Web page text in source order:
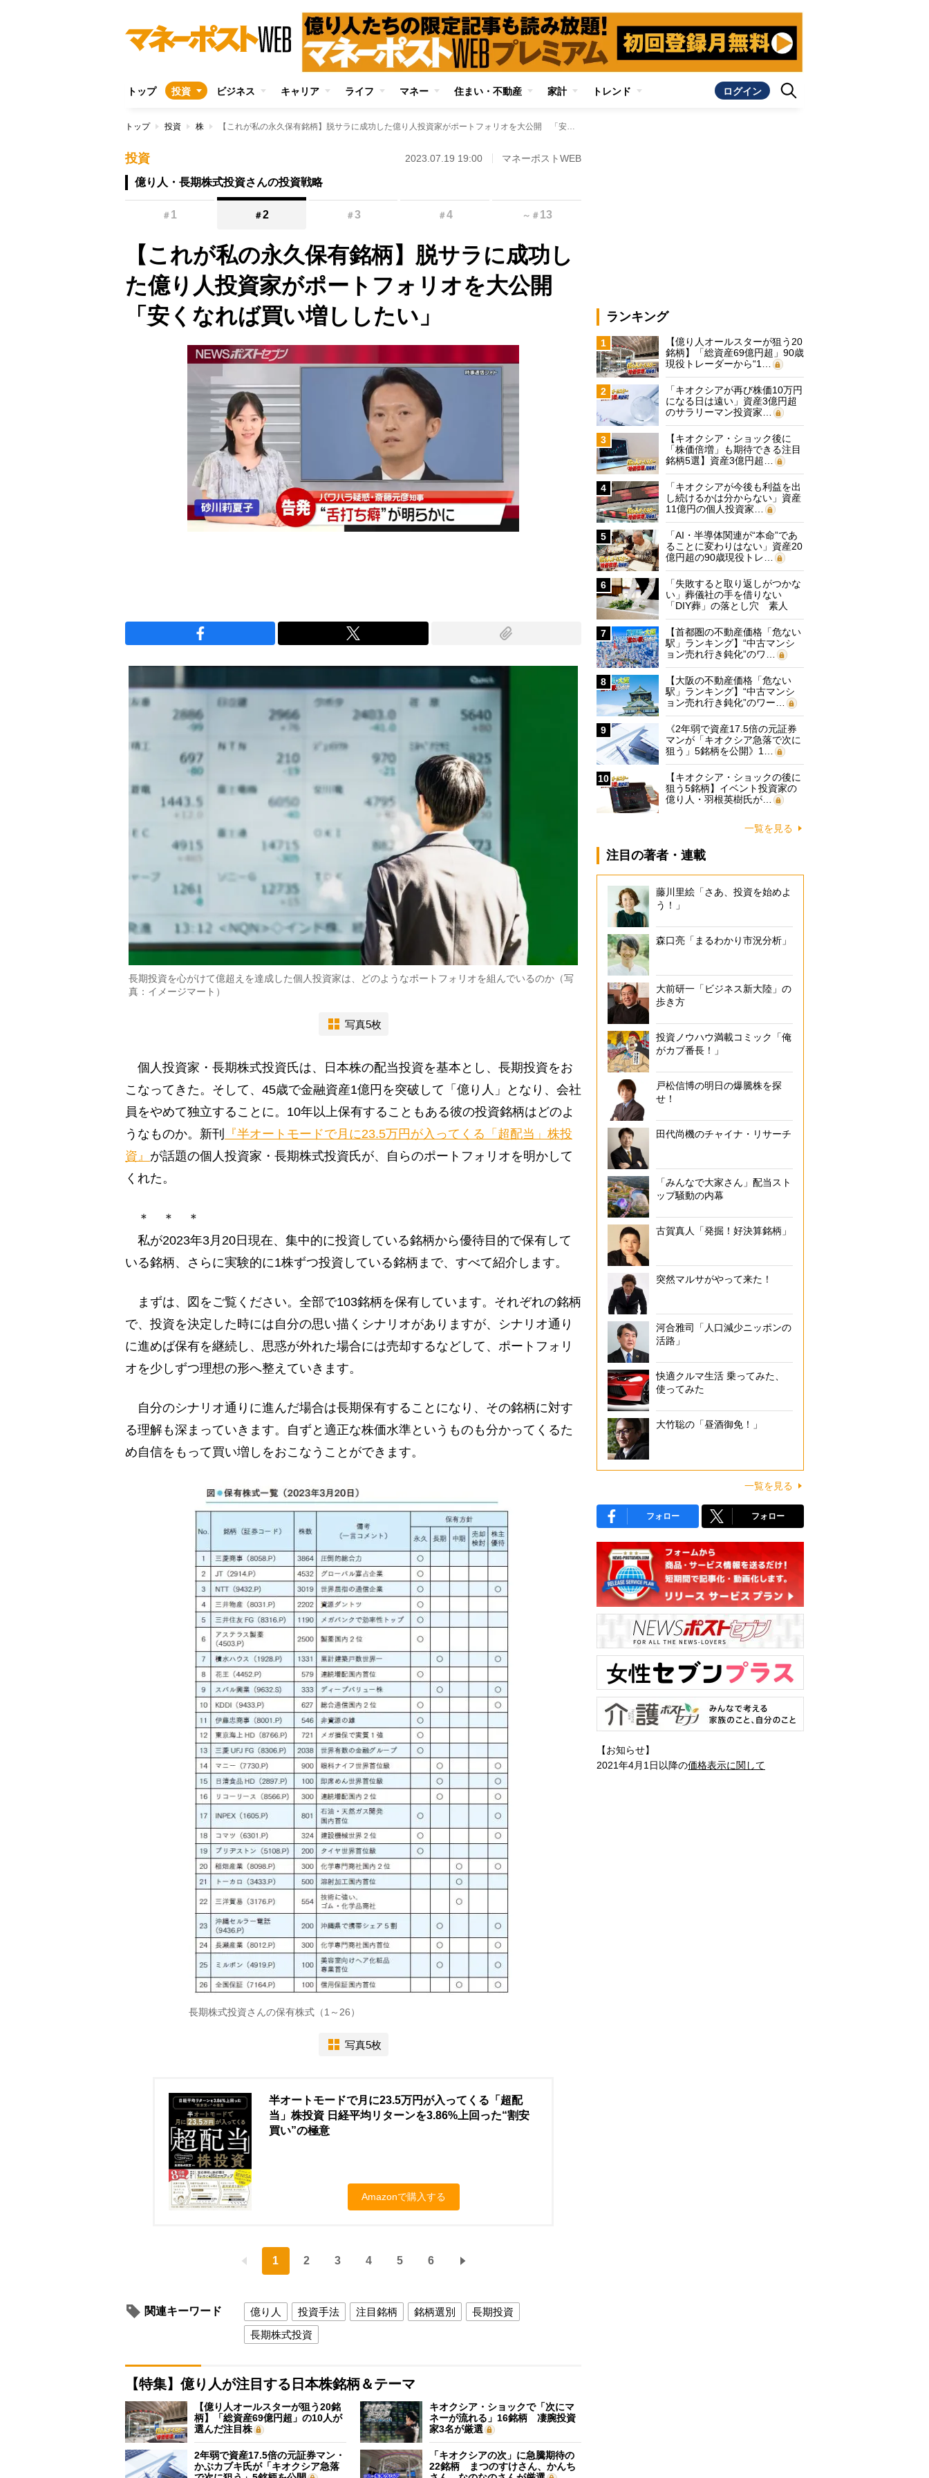
トップ 投資 ビジネス キャリア ライフ マネー 住まい・不動産 家計 トレンド ログイン
トップ 投資 株 【これが私の永久保有銘柄】脱サラに成功した億り人投資家がポートフォリオを大公開 「安くなれば買い増ししたい」
投資 2023.07.19 19:00 マネーポストWEB
億り人・長期株式投資さんの投資戦略
＃ 1 ＃2 ＃3 ＃4 ～ ＃ 13
【これが私の永久保有銘柄】脱サラに成功し
た億り人投資家がポートフォリオを大公開
「安くなれば買い増ししたい」
長期投資を心がけて億超えを達成した個人投資家は、どのようなポートフォリオを組んでいるのか（写
真：イメージマート）
写真5枚
個人投資家・長期株式投資氏は、日本株の配当投資を基本とし、長期投資をお
こなってきた。そして、45歳で金融資産1億円を突破して「億り人」となり、会社
員をやめて独立することに。10年以上保有することもある彼の投資銘柄はどのよ
うなものか。新刊
『半オートモードで月に23.5万円が入ってくる「超配当」株投
資』 が話題の個人投資家・長期株式投資氏が、自らのポートフォリオを明かして
くれた。
＊ ＊ ＊
私が2023年3月20日現在、集中的に投資している銘柄から優待目的で保有して
いる銘柄、さらに実験的に1株ずつ投資している銘柄まで、すべて紹介します。
まずは、図をご覧ください。全部で103銘柄を保有しています。それぞれの銘柄
で、投資を決定した時には自分の思い描くシナリオがありますが、シナリオ通り
に進めば保有を継続し、思惑が外れた場合には売却するなどして、ポートフォリ
オを少しずつ理想の形へ整えていきます。
自分のシナリオ通りに進んだ場合は長期保有することになり、その銘柄に対す
る理解も深まっていきます。自ずと適正な株価水準というものも分かってくるた
め自信をもって買い増しをおこなうことができます。
長期株式投資さんの保有株式（1～26）
写真5枚
半オートモードで月に23.5万円が入ってくる「超配
当」株投資 日経平均リターンを3.86%上回った“割安
買い”の極意
Amazonで購入する
1 2 3 4 5 6
関連キーワード 億り人 投資手法 注目銘柄 銘柄選別
長期投資
長期株式投資
【特集】億り人が注目する日本株銘柄＆テーマ
【億り人オールスターが狙う20銘
柄】「総資産69億円超」の10人が
選んだ注目株
キオクシア・ショックで「次にマ
ネーが流れる」16銘柄 凄腕投資
家3名が厳選
2年弱で資産17.5倍の元証券マン・
かぶカブキ氏が「キオクシア急落
「キオクシアの次」に急騰期待の
22銘柄 まつのすけさん、かんち
ランキング
1
【億り人オールスターが狙う20
銘柄】「総資産69億円超」90歳
現役トレーダーから“1…
2
「キオクシアが再び株価10万円
になる日は遠い」資産3億円超
のサラリーマン投資家…
3
【キオクシア・ショック後に
「株価倍増」も期待できる注目
銘柄5選】資産3億円超…
4
「キオクシアが今後も利益を出
し続けるかは分からない」資産
11億円の個人投資家…
5
「AI・半導体関連が“本命”であ
ることに変わりはない」資産20
億円超の90歳現役トレ…
6
「失敗すると取り返しがつかな
い」葬儀社の手を借りない
「DIY葬」の落とし穴 素人
に…
7
【首都圏の不動産価格「危ない
駅」ランキング】“中古マンシ
ョン売れ行き鈍化”のワ…
8
【大阪の不動産価格「危ない
駅」ランキング】“中古マンシ
ョン売れ行き鈍化”のワー…
9
《2年弱で資産17.5倍の元証券
マンが「キオクシア急落で次に
狙う」5銘柄を公開》1…
10
【キオクシア・ショックの後に
狙う5銘柄】イベント投資家の
億り人・羽根英樹氏が…
一覧を見る
注目の著者・連載
藤川里絵「さあ、投資を始めよ
う！」
森口亮「まるわかり市況分析」
大前研一「ビジネス新大陸」の
歩き方
投資ノウハウ満載コミック「俺
がカブ番長！」
戸松信博の明日の爆騰株を探
せ！
田代尚機のチャイナ・リサーチ
「みんなで大家さん」配当スト
ップ騒動の内幕
古賀真人「発掘！好決算銘柄」
突然マルサがやって来た！
河合雅司「人口減少ニッポンの
活路」
快適クルマ生活 乗ってみた、
使ってみた
大竹聡の「昼酒御免！」
一覧を見る
フォロー フォロー
【お知らせ】
2021年4月1日以降の価格表示に関して